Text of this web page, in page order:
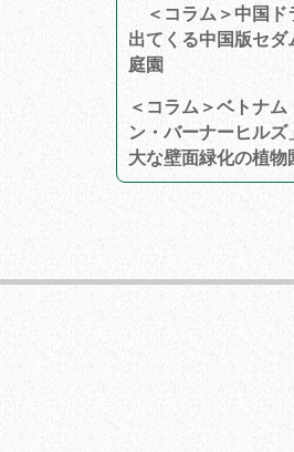
＜コラム＞中国ド
出てくる中国版セダ
庭園
＜コラム＞ベトナム
ン・バーナーヒルズ
大な壁面緑化の植物